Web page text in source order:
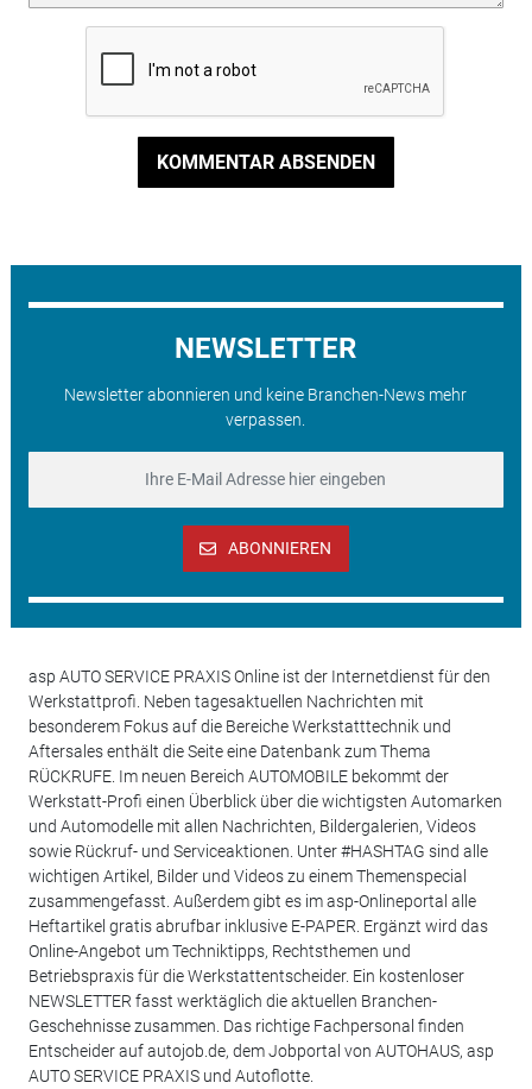
KOMMENTAR ABSENDEN
NEWSLETTER
Newsletter abonnieren und keine Branchen-News mehr
verpassen.
ABONNIEREN
asp AUTO SERVICE PRAXIS Online ist der Internetdienst für den
Werkstattprofi. Neben tagesaktuellen Nachrichten mit
besonderem Fokus auf die Bereiche Werkstatttechnik und
Aftersales enthält die Seite eine Datenbank zum Thema
RÜCKRUFE. Im neuen Bereich AUTOMOBILE bekommt der
Werkstatt-Profi einen Überblick über die wichtigsten Automarken
und Automodelle mit allen Nachrichten, Bildergalerien, Videos
sowie Rückruf- und Serviceaktionen. Unter #HASHTAG sind alle
wichtigen Artikel, Bilder und Videos zu einem Themenspecial
zusammengefasst. Außerdem gibt es im asp-Onlineportal alle
Heftartikel gratis abrufbar inklusive E-PAPER. Ergänzt wird das
Online-Angebot um Techniktipps, Rechtsthemen und
Betriebspraxis für die Werkstattentscheider. Ein kostenloser
NEWSLETTER fasst werktäglich die aktuellen Branchen-
Geschehnisse zusammen. Das richtige Fachpersonal finden
Entscheider auf autojob.de, dem Jobportal von AUTOHAUS, asp
AUTO SERVICE PRAXIS und Autoflotte.